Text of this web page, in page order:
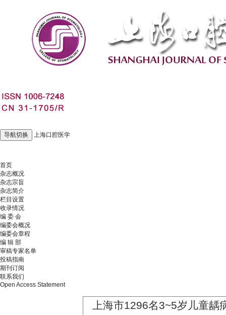
导航切换 上海口腔医学
首页
杂志概况
杂志宗旨
杂志简介
栏目设置
收录情况
编 委 会
编委会概况
编委会章程
编 辑 部
审稿专家名单
投稿指南
期刊订阅
联系我们
Open Access Statement
上海市1296名3~5岁儿童